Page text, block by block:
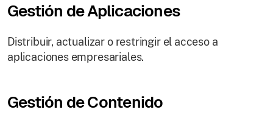
Gestión de Aplicaciones
Distribuir, actualizar o restringir el acceso a
aplicaciones empresariales.
Gestión de Contenido